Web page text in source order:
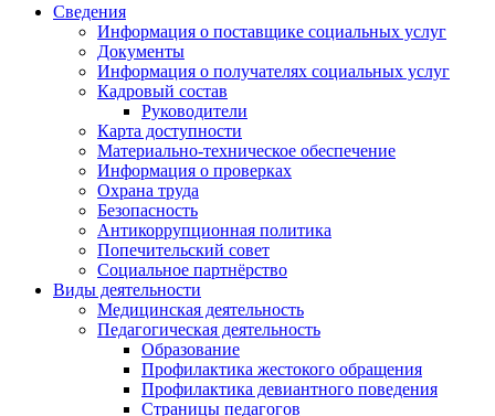
Сведения
Информация о поставщике социальных услуг
Документы
Информация о получателях социальных услуг
Кадровый состав
Руководители
Карта доступности
Материально-техническое обеспечение
Информация о проверках
Охрана труда
Безопасность
Антикоррупционная политика
Попечительский совет
Социальное партнёрство
Виды деятельности
Медицинская деятельность
Педагогическая деятельность
Образование
Профилактика жестокого обращения
Профилактика девиантного поведения
Страницы педагогов